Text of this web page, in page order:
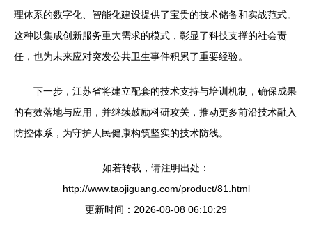
理体系的数字化、智能化建设提供了宝贵的技术储备和实战范式。
这种以集成创新服务重大需求的模式，彰显了科技支撑的社会责
任，也为未来应对突发公共卫生事件积累了重要经验。
下一步，江苏省将建立配套的技术支持与培训机制，确保成果
的有效落地与应用，并继续鼓励科研攻关，推动更多前沿技术融入
防控体系，为守护人民健康构筑坚实的技术防线。
如若转载，请注明出处：
http://www.taojiguang.com/product/81.html
更新时间：2026-08-08 06:10:29